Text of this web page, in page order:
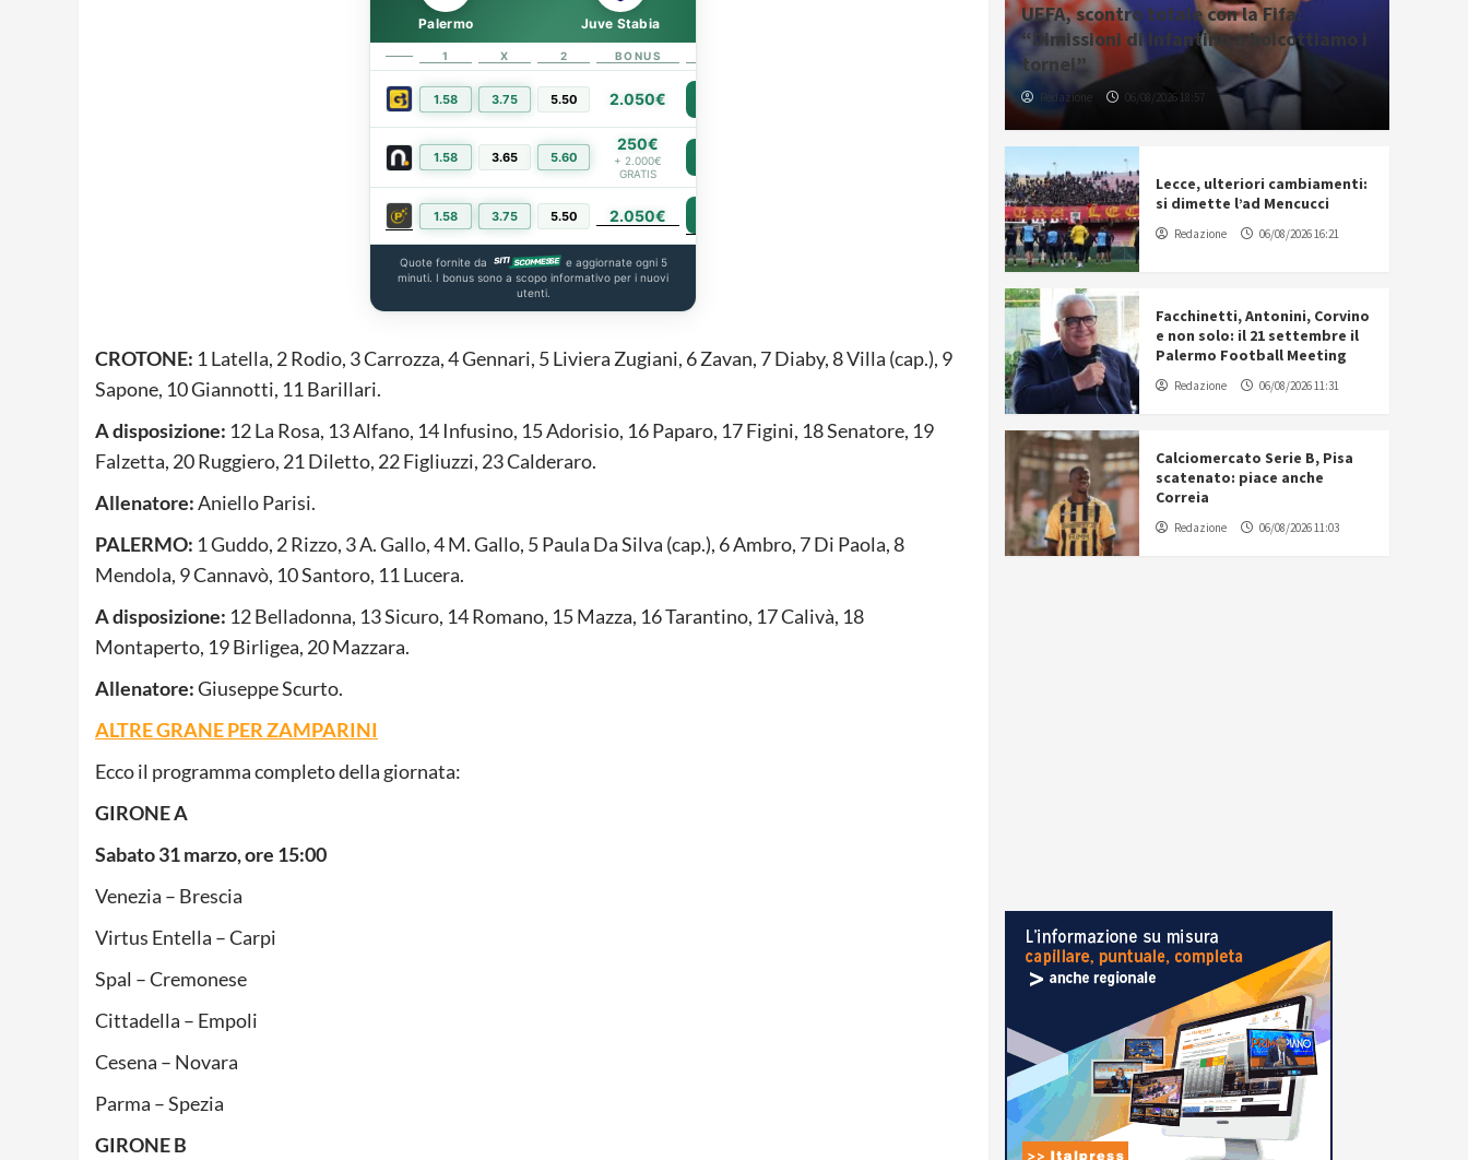
Palermo Juve Stabia
1 X 2 BONUS
1.58 3.75 5.50 2.050€
1.58 3.65 5.60
250€
+ 2.000€
GRATIS
1.58 3.75 5.50 2.050€
Quote fornite da
e aggiornate ogni 5
minuti. I bonus sono a scopo informativo per i nuovi
utenti.
CROTONE: 1 Latella, 2 Rodio, 3 Carrozza, 4 Gennari, 5 Liviera Zugiani, 6 Zavan, 7 Diaby, 8 Villa (cap.), 9
Sapone, 10 Giannotti, 11 Barillari.
A disposizione: 12 La Rosa, 13 Alfano, 14 Infusino, 15 Adorisio, 16 Paparo, 17 Figini, 18 Senatore, 19
Falzetta, 20 Ruggiero, 21 Diletto, 22 Figliuzzi, 23 Calderaro.
Allenatore:Aniello Parisi.
PALERMO: 1 Guddo, 2 Rizzo, 3 A. Gallo, 4 M. Gallo, 5 Paula Da Silva (cap.), 6 Ambro, 7 Di Paola, 8
Mendola, 9 Cannavò, 10 Santoro, 11 Lucera.
A disposizione: 12 Belladonna, 13 Sicuro, 14 Romano, 15 Mazza, 16 Tarantino, 17 Calivà, 18
Montaperto, 19 Birligea, 20 Mazzara.
Allenatore:Giuseppe Scurto.
ALTRE GRANE PER ZAMPARINI
Ecco il programma completo della giornata:
GIRONE A
Sabato 31 marzo, ore 15:00
Venezia – Brescia
Virtus Entella – Carpi
Spal – Cremonese
Cittadella – Empoli
Cesena – Novara
Parma – Spezia
GIRONE B
UEFA, scontro totale con la Fifa:
“Dimissioni di Infantino o boicottiamo i
tornei”
Redazione 06/08/2026 18:57
Lecce, ulteriori cambiamenti:
si dimette l’ad Mencucci
Redazione 06/08/2026 16:21
Facchinetti, Antonini, Corvino
e non solo: il 21 settembre il
Palermo Football Meeting
Redazione 06/08/2026 11:31
Calciomercato Serie B, Pisa
scatenato: piace anche
Correia
Redazione 06/08/2026 11:03